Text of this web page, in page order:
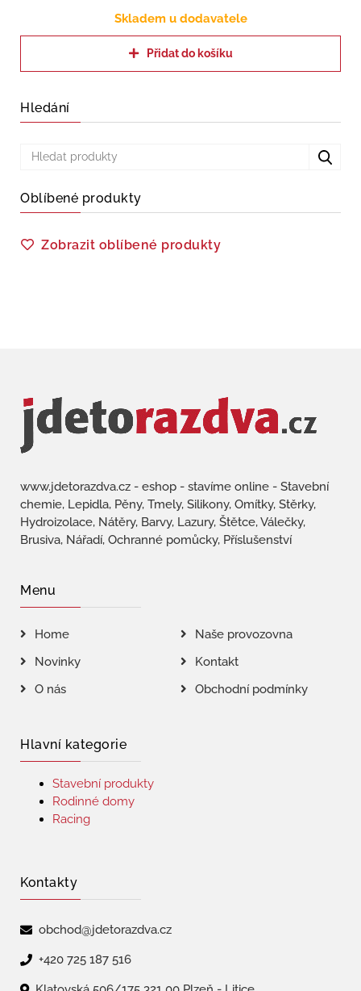
Skladem u dodavatele
Přidat do košíku
Hledání
Oblíbené produkty
Zobrazit oblíbené produkty
www.jdetorazdva.cz - eshop - stavíme online - Stavební
chemie, Lepidla, Pěny, Tmely, Silikony, Omítky, Stěrky,
Hydroizolace, Nátěry, Barvy, Lazury, Štětce, Válečky,
Brusiva, Nářadí, Ochranné pomůcky, Příslušenství
Menu
Home
Naše provozovna
Novinky
Kontakt
O nás
Obchodní podmínky
Hlavní kategorie
Stavební produkty
Rodinné domy
Racing
Kontakty
obchod@jdetorazdva.cz
+420 725 187 516